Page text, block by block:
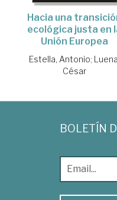
Hacia una
ecológica justa en
Unión Europea
Estella, Antonio;
César
BOLETÍN